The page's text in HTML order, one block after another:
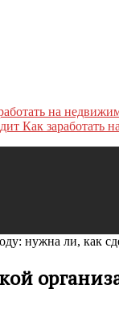
Как заработать
нужна ли, как